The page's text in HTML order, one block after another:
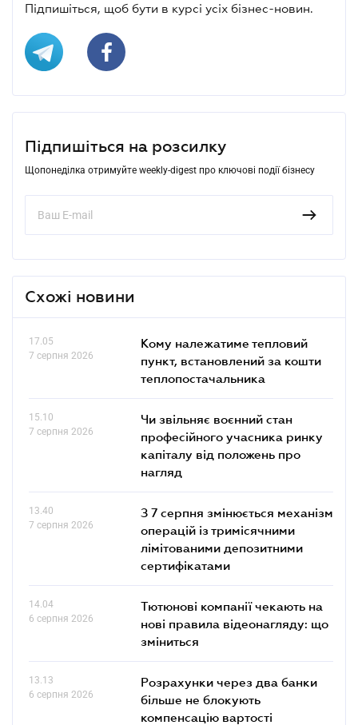
Підпишіться, щоб бути в курсі усіх бізнес-новин.
Підпишіться на розсилку
Щопонеділка отримуйте weekly-digest про ключові події бізнесу
Схожі новини
17.05
7 серпня 2026
Кому належатиме тепловий
пункт, встановлений за кошти
теплопостачальника
15.10
7 серпня 2026
Чи звільняє воєнний стан
професійного учасника ринку
капіталу від положень про
нагляд
13.40
7 серпня 2026
З 7 серпня змінюється механізм
операцій із тримісячними
лімітованими депозитними
сертифікатами
14.04
6 серпня 2026
Тютюнові компанії чекають на
нові правила відеонагляду: що
зміниться
13.13
6 серпня 2026
Розрахунки через два банки
більше не блокують
компенсацію вартості